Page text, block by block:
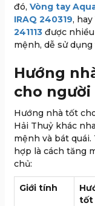
đó, Vòng tay
IRAQ 240319, hay
241113 được
mệnh, dễ sử
Hướng
cho người
Hướng nhà tốt
Hải Thuỷ khác
mệnh và bát
hợp là cách tăng
chủ:
Giới tính
tốt